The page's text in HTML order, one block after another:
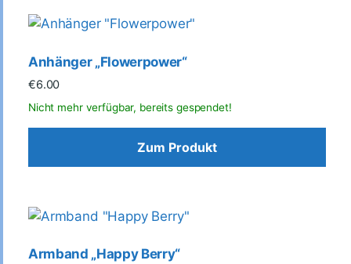
Anhänger „Flowerpower“
€6.00
Zum Produkt
Armband „Happy Berry“